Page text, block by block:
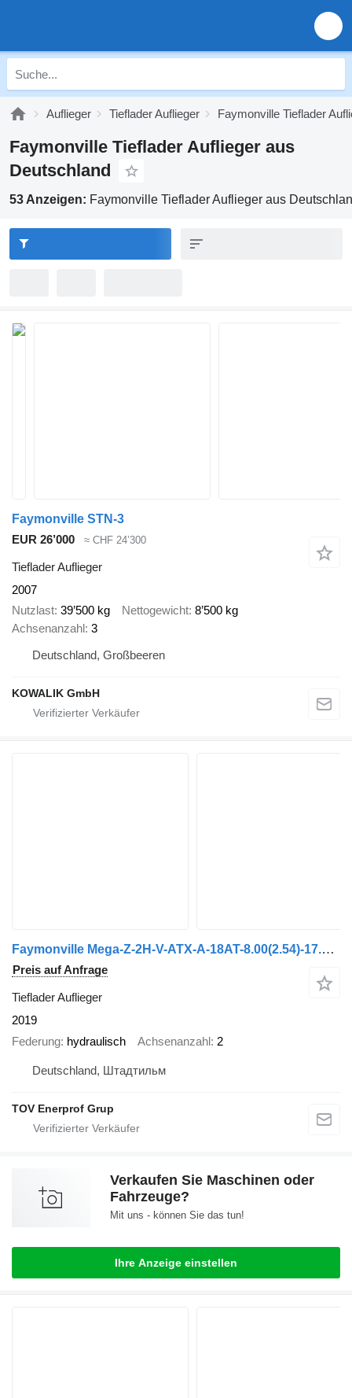
Auflieger Tieflader Auflieger Faymonville Tieflader
Faymonville Tieflader Auflieger aus
Deutschland
53 Anzeigen: Faymonville Tieflader Auflieger aus
Faymonville STN-3
EUR 26’000
≈ CHF 24’300
Tieflader Auflieger
2007
Nutzlast 39’500 kg Nettogewicht 8’500 kg
Achsenanzahl 3
Deutschland, Großbeeren
KOWALIK GmbH
Faymonville Mega-Z-2H-V-ATX-A-18AT-8.00(2.54)-17.5-2.55-PA
Preis auf Anfrage
Tieflader Auflieger
2019
Federung hydraulisch Achsenanzahl 2
Deutschland, Штадтильм
TOV Enerprof Grup
Verkaufen Sie Maschinen oder
Fahrzeuge?
Mit uns - können Sie das tun!
Ihre Anzeige einstellen